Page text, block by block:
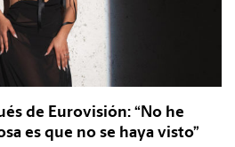
de Eurovisión: “No he
es que no se haya visto”